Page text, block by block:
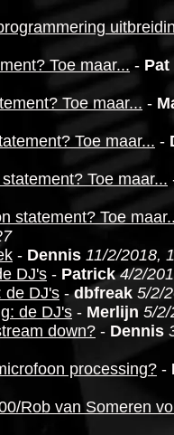
Toe maar... - Pat
Toe maar... -
Toe maar... -
Toe maar...
statement? Toe
- Dennis 11/2/2018,
DJ's - Patrick 4/2/
de DJ's -dbfreak 5/2/
de DJ's - Merlijn 5/2/
down? - Dennis
processing? -
Rob van Someren